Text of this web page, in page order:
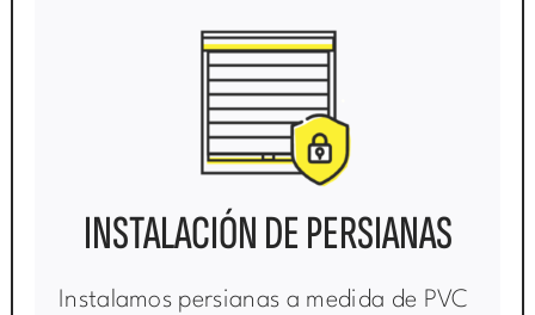
INSTALACIÓN DE PERSIANAS
Instalamos persianas a medida de PVC